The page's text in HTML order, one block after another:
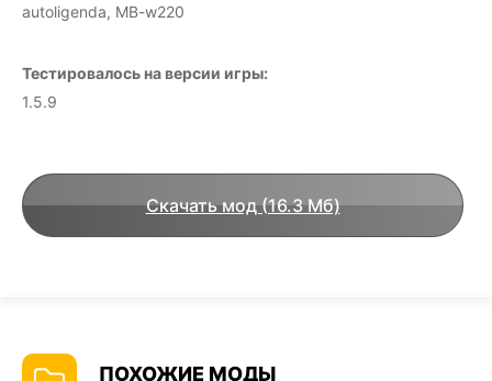
autoligenda, MB-w220
Тестировалось на версии игры:
1.5.9
Скачать мод (16.3 Мб)
ПОХОЖИЕ МОДЫ